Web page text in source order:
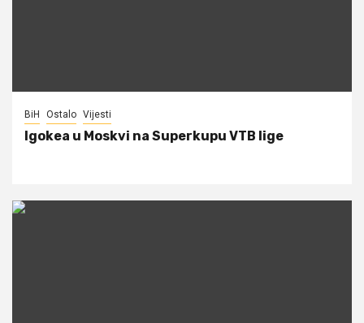
BiH Ostalo Vijesti
Igokea u Moskvi na Superkupu VTB lige